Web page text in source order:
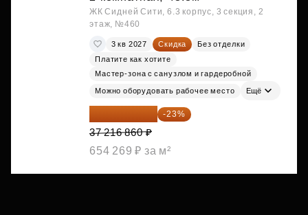
ЖК Сидней Сити, 6.3 корпус, 3 секция, 2
этаж, №460
3 кв 2027 Скидка
Без отделки
Платите как хотите
Мастер-зона с санузлом и гардеробной
Можно оборудовать рабочее место Ещё
28 656 982 ₽ -23%
37 216 860 ₽
654 269 ₽ за м²